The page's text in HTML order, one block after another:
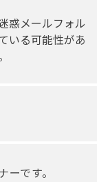
惑メールフォル
いる可能性があ
です。